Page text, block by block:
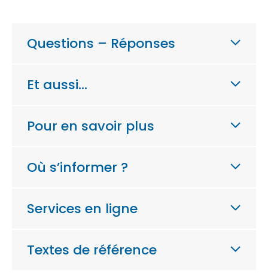
Questions – Réponses
Et aussi…
Pour en savoir plus
Où s’informer ?
Services en ligne
Textes de référence